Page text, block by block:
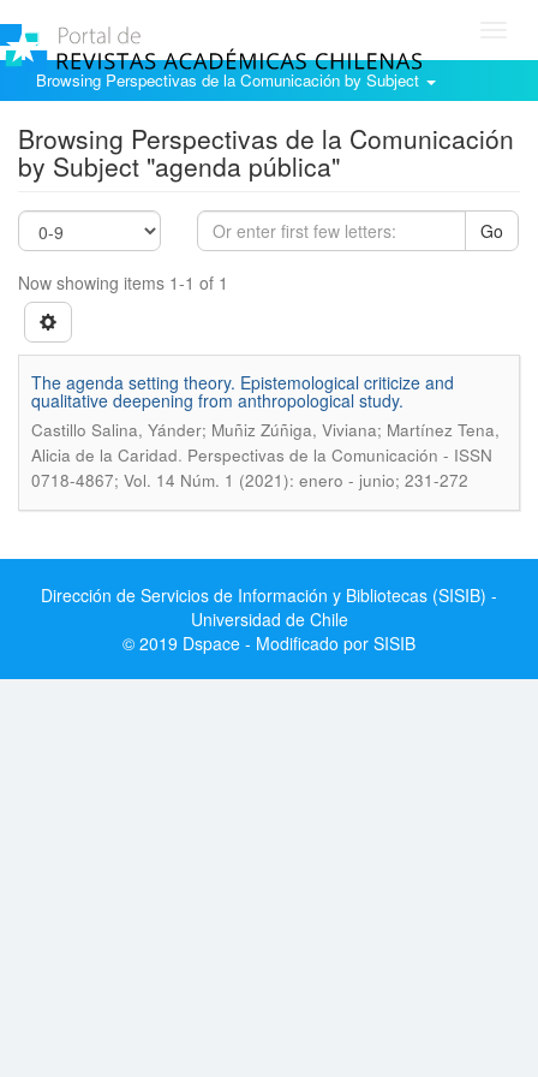
Browsing Perspectivas de la Comunicación by Subject
Browsing Perspectivas de la Comunicación
by Subject "agenda pública"
Go
Now showing items 1-1 of 1
The agenda setting theory. Epistemological criticize and
qualitative deepening from anthropological study.
Castillo Salina, Yánder; Muñiz Zúñiga, Viviana; Martínez Tena,
Alicia de la Caridad. Perspectivas de la Comunicación - ISSN
0718-4867; Vol. 14 Núm. 1 (2021): enero - junio; 231-272
Dirección de Servicios de Información y Bibliotecas (SISIB) -
Universidad de Chile
© 2019 Dspace - Modificado por SISIB